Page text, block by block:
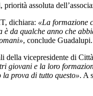
assoluta
dichiara: «La formazione
è da qualche anno che
, conclude Guadalupi.
della vicepresidente di
giovani e la loro
prova di tutto questo». A